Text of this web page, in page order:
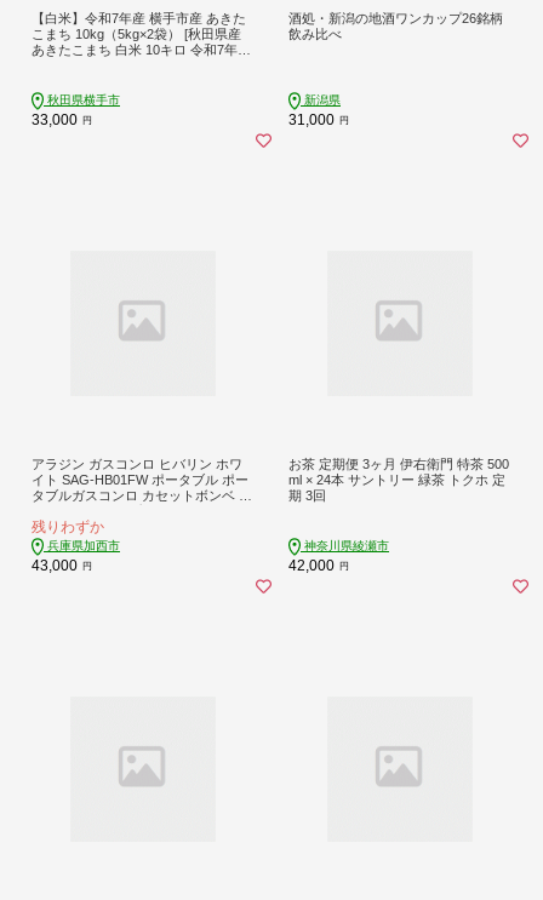
【白米】令和7年産 横手市産 あきた
こまち 10kg（5kg×2袋） [秋田県産
あきたこまち 白米 10キロ 令和7年産
秋田県横手市
33,000 円
酒処・新潟の地酒ワンカップ26銘柄
飲み比べ
新潟県
31,000 円
アラジン ガスコンロ ヒバリン ホワ
イト SAG-HB01FW ポータブル ポー
タブルガスコンロ カセットボンベ ア
庫 加西市 調理 家電 インテリア 卓上
ガスグリル 持ち運び 遠赤グラファイ
ト
残りわずか
兵庫県加西市
43,000 円
お茶 定期便 3ヶ月 伊右衛門 特茶 500
ml × 24本 サントリー 緑茶 トクホ 定
期 3回
神奈川県綾瀬市
42,000 円